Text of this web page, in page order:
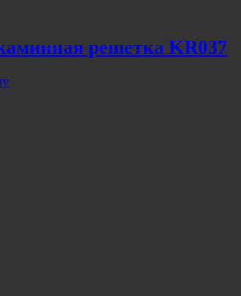
решетка KR037